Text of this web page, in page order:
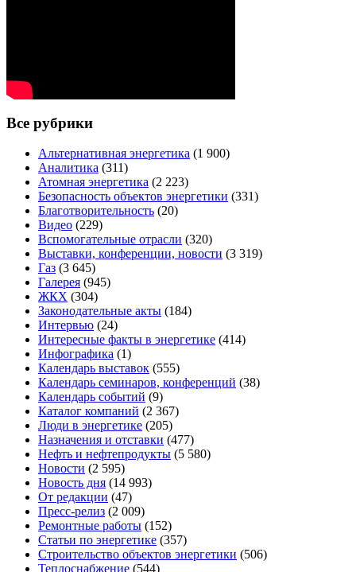
Все рубрики
Альтернативная энергетика (1 900)
Аналитика (311)
Атомная энергетика (2 223)
Безопасность объектов энергетики (331)
Благотворительность (20)
Видео (229)
Вспомогательные отрасли (320)
Выставки, конференции, новости (3 319)
Газ (3 645)
Галерея (945)
ЖКХ (304)
Законодательные акты (184)
Интервью (24)
Интересные факты в энергетике (414)
Инфографика (1)
Календарь выставок (555)
Календарь семинаров, конференций (38)
Календарь событий (9)
Каталог компаний (2 367)
Люди в энергетике (205)
Назначения и отставки (477)
Нефть и нефтепродукты (5 580)
Новости (2 595)
Новость дня (14 993)
От редакции (47)
Пресс-релиз (2 009)
Ремонтные работы (152)
Статьи по энергетике (357)
Строительство объектов энергетики (506)
Теплоснабжение (544)